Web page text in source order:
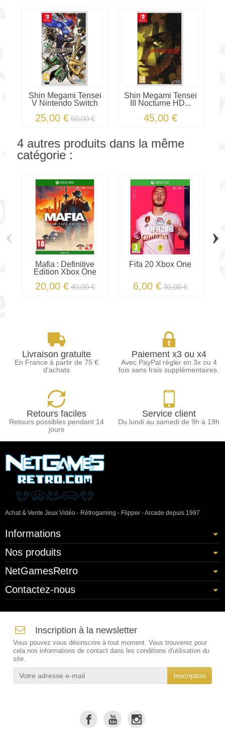
Shin Megami Tensei
V Nintendo Switch
25,00 € 50,00 €
Shin Megami Tensei
III Nocturne HD...
45,00 €
4 autres produits dans la même
catégorie :
Mafia : Definitive
Edition Xbox One
20,00 € 40,00 €
Fifa 20 Xbox One
6,00 € 30,00 €
‹ ›
Livraison gratuite
En France à partir de 75 €
d'achats
Paiement x3 ou x4
Avec PayPal régler en 3x ou 4
fois sans frais supplémentaires.
Retours faciles
Retours possibles pendant 14
jours
Service client
Du lundi au samedi de 9h à 19h
Achat & Vente Jeux Vidéo - Rétrogaming - Flipper - Arcade depuis 1997
Informations
Nos produits
NetGamesRetro
Contactez-nous
Inscription à la newsletter
Vous pouvez vous désinscrire à tout moment. Vous trouverez pour
cela nos informations de contact dans les conditions d'utilisation du
site.